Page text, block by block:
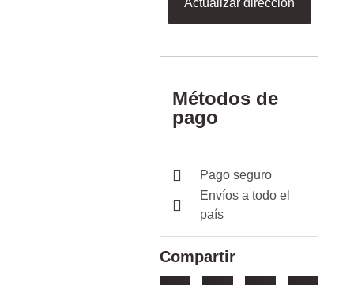
Actualizar dirección
Métodos de
pago
Pago seguro
Envíos a todo el
país
Compartir